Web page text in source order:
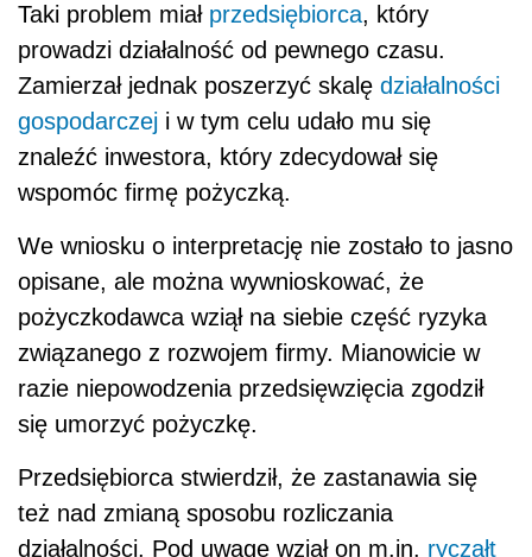
Taki problem miał przedsiębiorca, który
prowadzi działalność od pewnego czasu.
Zamierzał jednak poszerzyć skalę działalności
gospodarczej i w tym celu udało mu się
znaleźć inwestora, który zdecydował się
wspomóc firmę pożyczką.
We wniosku o interpretację nie zostało to jasno
opisane, ale można wywnioskować, że
pożyczkodawca wziął na siebie część ryzyka
związanego z rozwojem firmy. Mianowicie w
razie niepowodzenia przedsięwzięcia zgodził
się umorzyć pożyczkę.
Przedsiębiorca stwierdził, że zastanawia się
też nad zmianą sposobu rozliczania
działalności. Pod uwagę wziął on m.in. ryczałt